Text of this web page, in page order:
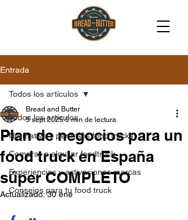
Entrada
Todos los artículos
Normativa y permisos food trucks
Comprar o alquilar foodtruck
Experiencias y activaciones marcas
Consejos para tu food truck
Todos los artículos
Plan de negocios para un
food truck en España
súper COMPLETO
Bread and Butter
5 sept 2025 9 min de lectura
Actualizado:30 ene